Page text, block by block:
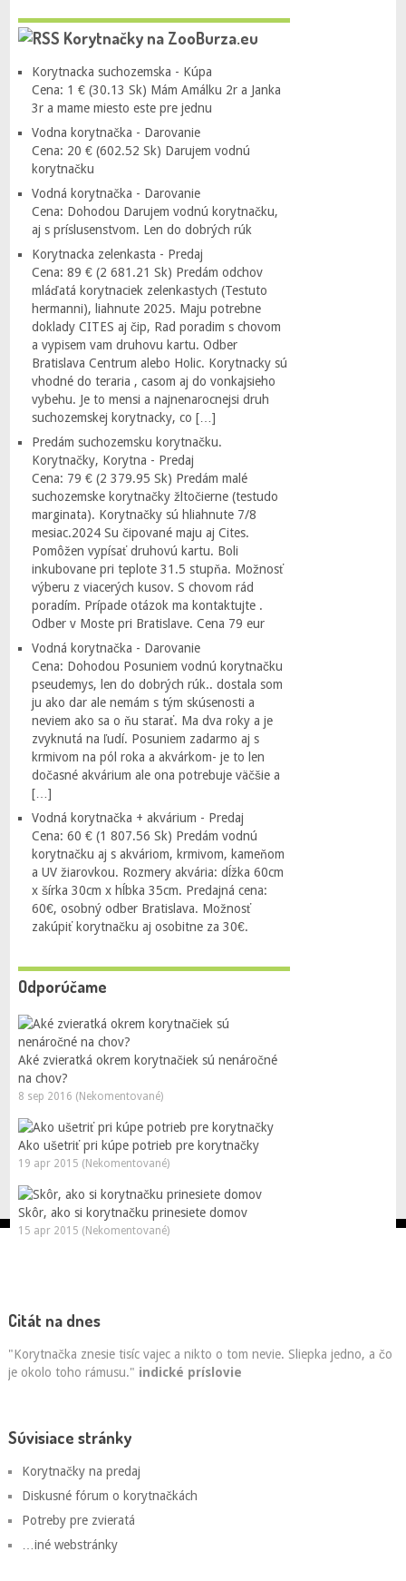
Korytnačky na ZooBurza.eu
Korytnacka suchozemska - Kúpa
Cena: 1 € (30.13 Sk) Mám Amálku 2r a Janka
3r a mame miesto este pre jednu
Vodna korytnačka - Darovanie
Cena: 20 € (602.52 Sk) Darujem vodnú
korytnačku
Vodná korytnačka - Darovanie
Cena: Dohodou Darujem vodnú korytnačku,
aj s príslusenstvom. Len do dobrých rúk
Korytnacka zelenkasta - Predaj
Cena: 89 € (2 681.21 Sk) Predám odchov
mláďatá korytnaciek zelenkastych (Testuto
hermanni), liahnute 2025. Maju potrebne
doklady CITES aj čip, Rad poradim s chovom
a vypisem vam druhovu kartu. Odber
Bratislava Centrum alebo Holic. Korytnacky sú
vhodné do teraria , casom aj do vonkajsieho
vybehu. Je to mensi a najnenarocnejsi druh
suchozemskej korytnacky, co […]
Predám suchozemsku korytnačku.
Korytnačky, Korytna - Predaj
Cena: 79 € (2 379.95 Sk) Predám malé
suchozemske korytnačky žltočierne (testudo
marginata). Korytnačky sú hliahnute 7/8
mesiac.2024 Su čipované maju aj Cites.
Pomôžen vypísať druhovú kartu. Boli
inkubovane pri teplote 31.5 stupňa. Možnosť
výberu z viacerých kusov. S chovom rád
poradím. Prípade otázok ma kontaktujte .
Odber v Moste pri Bratislave. Cena 79 eur
Vodná korytnačka - Darovanie
Cena: Dohodou Posuniem vodnú korytnačku
pseudemys, len do dobrých rúk.. dostala som
ju ako dar ale nemám s tým skúsenosti a
neviem ako sa o ňu starať. Ma dva roky a je
zvyknutá na ľudí. Posuniem zadarmo aj s
krmivom na pól roka a akvárkom- je to len
dočasné akvárium ale ona potrebuje väčšie a
[…]
Vodná korytnačka + akvárium - Predaj
Cena: 60 € (1 807.56 Sk) Predám vodnú
korytnačku aj s akváriom, krmivom, kameňom
a UV žiarovkou. Rozmery akvária: dĺžka 60cm
x šírka 30cm x hĺbka 35cm. Predajná cena:
60€, osobný odber Bratislava. Možnosť
zakúpiť korytnačku aj osobitne za 30€.
Odporúčame
Aké zvieratká okrem korytnačiek sú nenáročné
na chov?
8 sep 2016 (Nekomentované)
Ako ušetriť pri kúpe potrieb pre korytnačky
19 apr 2015 (Nekomentované)
Skôr, ako si korytnačku prinesiete domov
15 apr 2015 (Nekomentované)
Citát na dnes
"Korytnačka znesie tisíc vajec a nikto o tom nevie. Sliepka jedno, a čo
je okolo toho rámusu." indické príslovie
Súvisiace stránky
Korytnačky na predaj
Diskusné fórum o korytnačkách
Potreby pre zvieratá
…iné webstránky